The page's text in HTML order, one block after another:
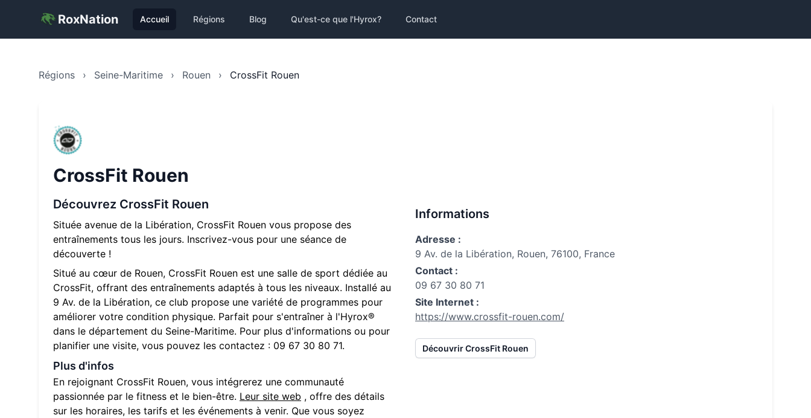
RoxNation Accueil Régions Blog Qu'est-ce que l'Hyrox? Contact
Régions › Seine-Maritime › Rouen › CrossFit Rouen
CrossFit Rouen
Découvrez CrossFit Rouen
Située avenue de la Libération, CrossFit Rouen vous propose des
entraînements tous les jours. Inscrivez-vous pour une séance de
découverte !
Situé au cœur de Rouen, CrossFit Rouen est une salle de sport dédiée au
CrossFit, offrant des entraînements adaptés à tous les niveaux. Installé au
9 Av. de la Libération, ce club propose une variété de programmes pour
améliorer votre condition physique. Parfait pour s'entraîner à l'Hyrox®
dans le département du Seine-Maritime. Pour plus d'informations ou pour
planifier une visite, vous pouvez les contactez : 09 67 30 80 71.
Plus d'infos
En rejoignant CrossFit Rouen, vous intégrerez une communauté
passionnée par le fitness et le bien-être. Leur site web , offre des détails
sur les horaires, les tarifs et les événements à venir. Que vous soyez
Informations
Adresse :
9 Av. de la Libération, Rouen, 76100, France
Contact :
09 67 30 80 71
Site Internet :
https://www.crossfit-rouen.com/
DécouvrirCrossFit Rouen